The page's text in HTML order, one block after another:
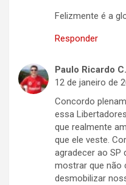
Felizmente é a
Responder
Paulo Ricardo
12 de janeiro de
Concordo
essa
que realmente
que ele veste.
agradecer ao SP
mostrar que não
desmobilizar